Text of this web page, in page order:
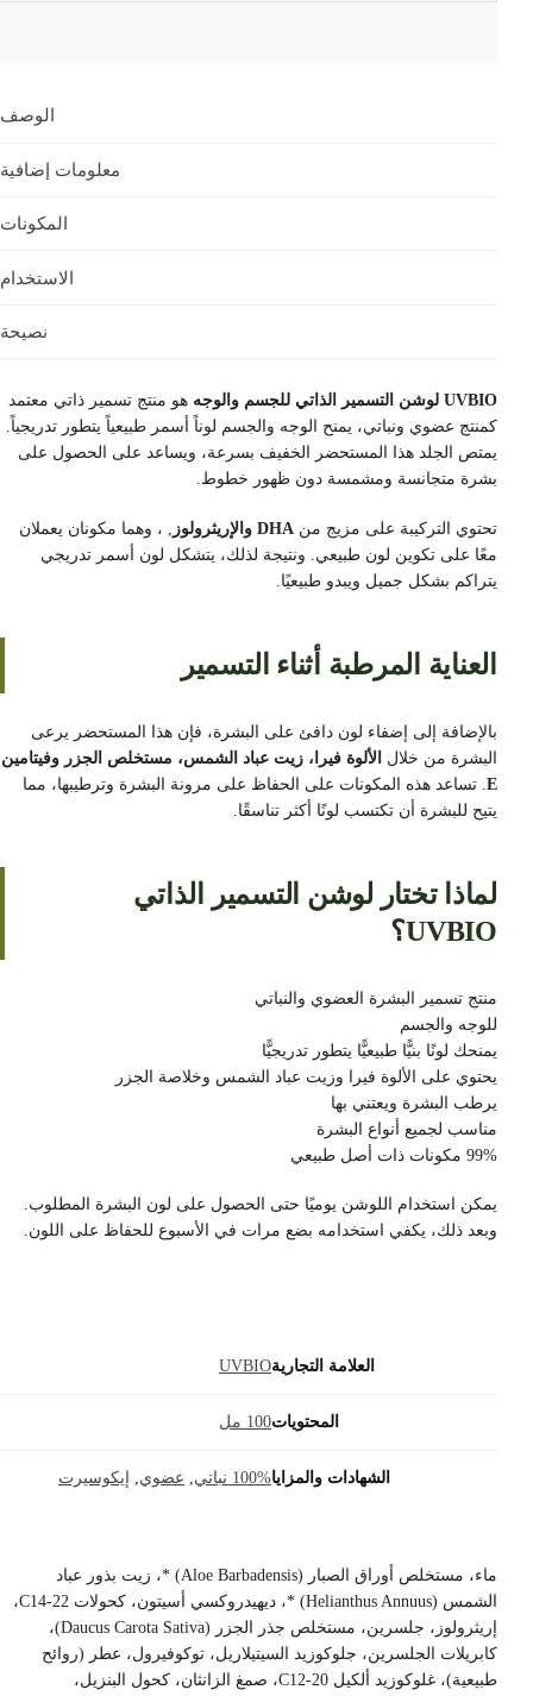
الوصف
معلومات إضافية
المكونات
الاستخدام
نصيحة
UVBIO لوشن التسمير الذاتي للجسم والوجه
هو منتج تسمير ذاتي معتمد
كمنتج عضوي ونباتي، يمنح الوجه والجسم لوناً أسمر طبيعياً يتطور تدريجياً.
يمتص الجلد هذا المستحضر الخفيف بسرعة، ويساعد على الحصول على
بشرة متجانسة ومشمسة دون ظهور خطوط.
تحتوي التركيبة على مزيج منDHA والإريثرولوز
, ، وهما مكونان يعملان
معًا على تكوين لون طبيعي. ونتيجة لذلك، يتشكل لون أسمر تدريجي
يتراكم بشكل جميل ويبدو طبيعيًا.
العناية المرطبة أثناء التسمير
بالإضافة إلى إضفاء لون دافئ على البشرة، فإن هذا المستحضر يرعى
البشرة من خلالالألوة فيرا، زيت عباد الشمس، مستخلص الجزر وفيتامين
. تساعد هذه المكونات على الحفاظ على مرونة البشرة وترطيبها، مما
يتيح للبشرة أن تكتسب لونًا أكثر تناسقًا.
لماذا تختار لوشن التسمير الذاتي
UVBIO؟
منتج تسمير البشرة العضوي والنباتي
للوجه والجسم
يمنحك لونًا بنيًّا طبيعيًّا يتطور تدريجيًّا
يحتوي على الألوة فيرا وزيت عباد الشمس وخلاصة الجزر
يرطب البشرة ويعتني بها
مناسب لجميع أنواع البشرة
يمكن استخدام اللوشن يوميًا حتى الحصول على لون البشرة المطلوب.
وبعد ذلك، يكفي استخدامه بضع مرات في الأسبوع للحفاظ على اللون.
العلامة التجاريةUVBIO
المحتويات100 مل
الشهادات والمزايا100% نباتي ,عضوي,إيكوسيرت
ماء، مستخلص أوراق الصبار (Aloe Barbadensis) *، زيت بذور عباد
الشمس (Helianthus Annuus) *، ديهيدروكسي أسيتون، كحولات C14-22،
إريثرولوز، جلسرين، مستخلص جذر الجزر (Daucus Carota Sativa)،
كابريلات الجلسرين، جلوكوزيد السيتيلاريل، توكوفيرول، عطر (روائح
طبيعية)، غلوكوزيد ألكيل C12-20، صمغ الزانثان، كحول البنزيل،